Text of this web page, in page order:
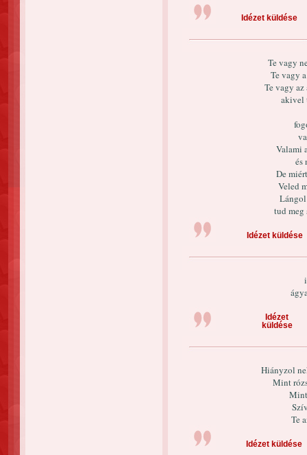
Idézet küldése
Te vagy
Te vagy
Te vagy
akivel
Valami
és
De
Veled
Lángol
tud meg
Idézet küldése
Idézet
küldése
Hiányzol
Mint
Te
Idézet küldése